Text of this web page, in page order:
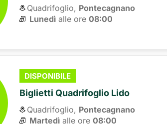
Quadrifoglio, Pontecagnano
Lunedìalle ore 08:00
DISPONIBILE
Biglietti Quadrifoglio Lido
Quadrifoglio, Pontecagnano
Martedìalle ore 08:00